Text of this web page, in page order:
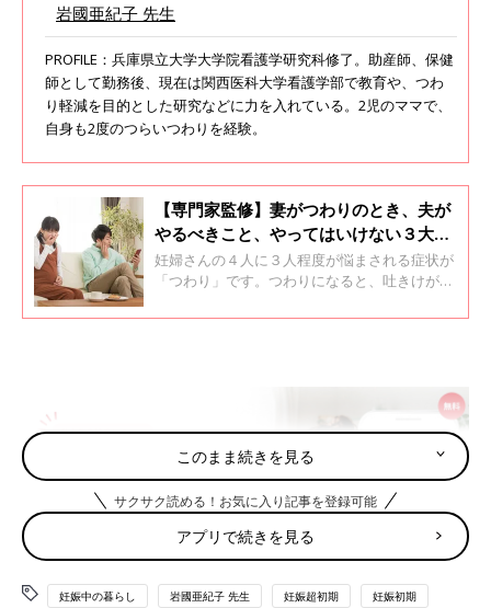
岩國亜紀子 先生
PROFILE：兵庫県立大学大学院看護学研究科修了。助産師、保健
師として勤務後、現在は関西医科大学看護学部で教育や、つわ
り軽減を目的とした研究などに力を入れている。2児のママで、
自身も2度のつらいつわりを経験。
【専門家監修】妻がつわりのとき、夫が
やるべきこと、やってはいけない３大
NG行動とは？
妊婦さんの４人に３人程度が悩まされる症状が
「つわり」です。つわりになると、吐きけがす
るなど、その症状や度合いもさまざまで、個人
このまま続きを見る
サクサク読める！お気に入り記事を登録可能
アプリで続きを見る
妊娠中の暮らし 岩國亜紀子 先生 妊娠超初期 妊娠初期